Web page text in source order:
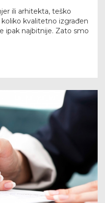
ili arhitekta, teško
kvalitetno izgrađen
ipak najbitnije. Zato smo